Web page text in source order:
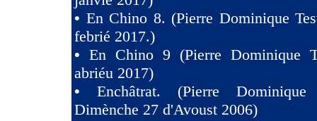
• En Chino 8. (Pierre Dominique
febrié 2017.)
• En Chino 9 (Pierre Dominique
abriéu 2017)
• Enchâtrat. (Pierre
Dimènche 27 d'Avoust 2006)